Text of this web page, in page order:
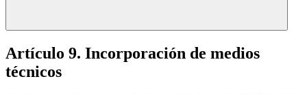
Artículo 9. Incorporación de medios
técnicos